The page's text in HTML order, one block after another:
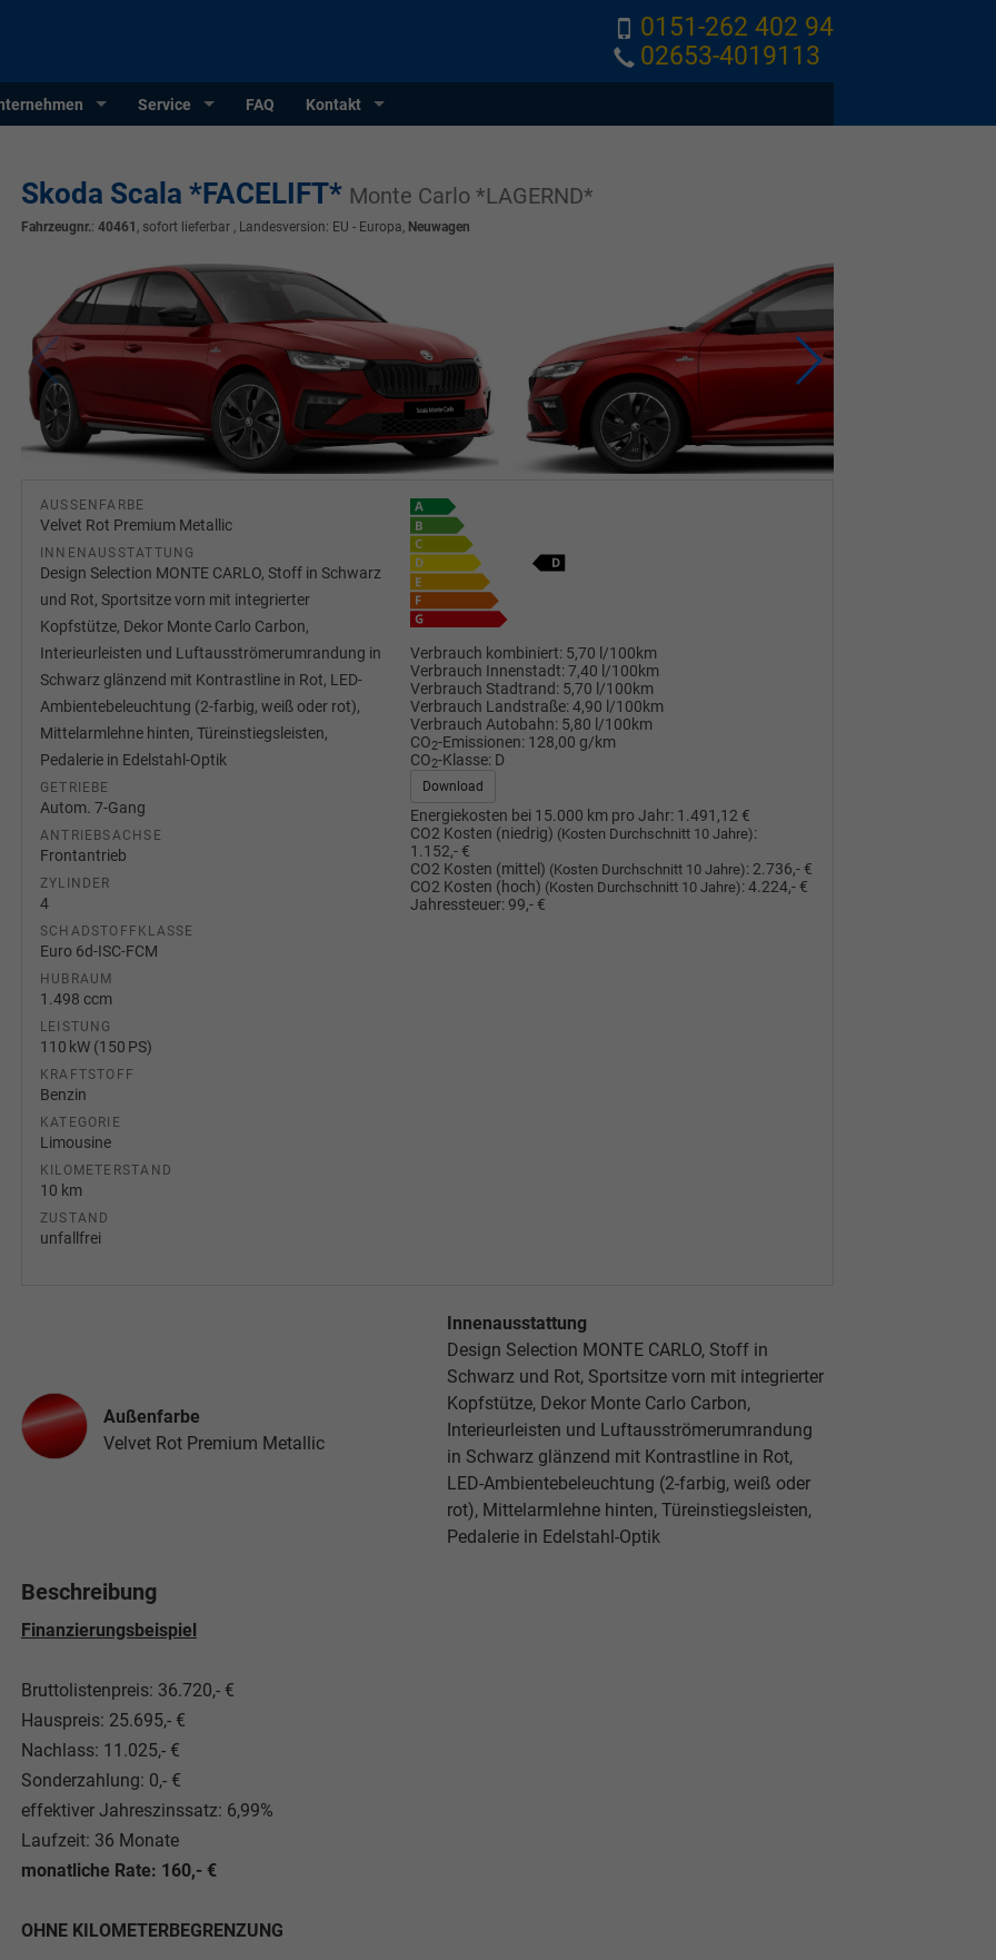
0151-262 402 94
02653-4019113
Service FAQ Kontakt
Skoda Scala *FACELIFT* Monte Carlo *LAGERND*
Fahrzeugnr.: 40461 , sofort lieferbar, Landesversion: EU - Europa, Neuwagen
AUSSENFARBE
Velvet Rot Premium Metallic
INNENAUSSTATTUNG
Design Selection MONTE CARLO, Stoff in Schwarz
und Rot, Sportsitze vorn mit integrierter
Kopfstütze, Dekor Monte Carlo Carbon,
Interieurleisten und Luftausströmerumrandung in
Schwarz glänzend mit Kontrastline in Rot, LED-
Ambientebeleuchtung (2-farbig, weiß oder rot),
Mittelarmlehne hinten, Türeinstiegsleisten,
Pedalerie in Edelstahl-Optik
GETRIEBE
Autom. 7-Gang
ANTRIEBSACHSE
Frontantrieb
ZYLINDER
4
SCHADSTOFFKLASSE
Euro 6d-ISC-FCM
HUBRAUM
1.498 ccm
LEISTUNG
110 kW (150 PS)
KRAFTSTOFF
Benzin
KATEGORIE
Limousine
KILOMETERSTAND
10 km
ZUSTAND
unfallfrei
Verbrauch kombiniert: 5,70 l/100km
Verbrauch Innenstadt:7,40 l/100km
Verbrauch Stadtrand: 5,70 l/100km
Verbrauch Landstraße:4,90 l/100km
Verbrauch Autobahn: 5,80 l/100km
CO2-Emissionen: 128,00 g/km
CO2-Klasse: D
Download
Energiekosten bei 15.000 km pro Jahr: 1.491,12 €
CO2 Kosten (niedrig) (Kosten Durchschnitt 10 Jahre):
1.152,- €
CO2 Kosten (mittel) (Kosten Durchschnitt 10 Jahre): 2.736,- €
CO2 Kosten (hoch) (Kosten Durchschnitt 10 Jahre):4.224,- €
Jahressteuer: 99,- €
Außenfarbe
Velvet Rot Premium Metallic
Innenausstattung
Design Selection MONTE CARLO, Stoff in
Schwarz und Rot, Sportsitze vorn mit integrierter
Kopfstütze, Dekor Monte Carlo Carbon,
Interieurleisten und Luftausströmerumrandung
in Schwarz glänzend mit Kontrastline in Rot,
LED-Ambientebeleuchtung (2-farbig, weiß oder
rot), Mittelarmlehne hinten, Türeinstiegsleisten,
Pedalerie in Edelstahl-Optik
Beschreibung
Finanzierungsbeispiel
Bruttolistenpreis: 36.720,- €
Hauspreis: 25.695,- €
Nachlass: 11.025,- €
Sonderzahlung: 0,- €
effektiver Jahreszinssatz: 6,99%
Laufzeit: 36 Monate
monatliche Rate: 160,- €
OHNE KILOMETERBEGRENZUNG